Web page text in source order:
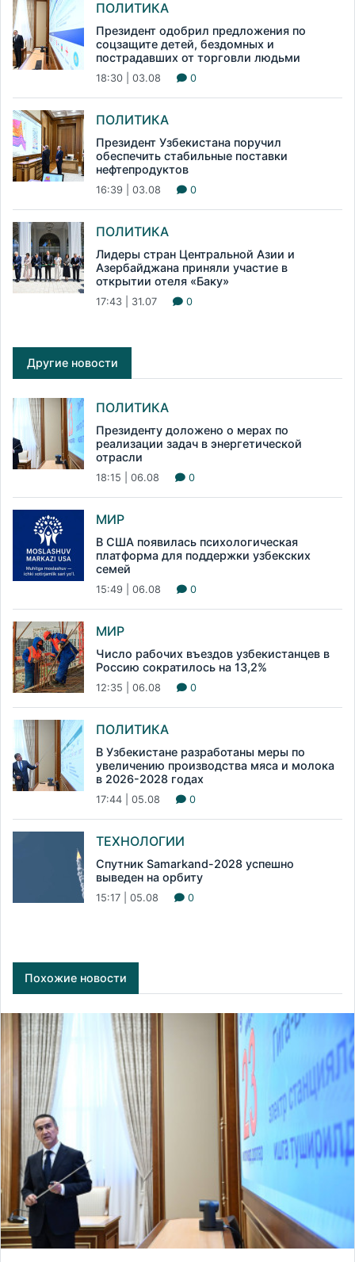
ПОЛИТИКА
Президент одобрил предложения по
соцзащите детей, бездомных и
пострадавших от торговли людьми
18:30 | 03.08 0
ПОЛИТИКА
Президент Узбекистана поручил
обеспечить стабильные поставки
нефтепродуктов
16:39 | 03.08 0
ПОЛИТИКА
Лидеры стран Центральной Азии и
Азербайджана приняли участие в
открытии отеля «Баку»
17:43 | 31.07 0
Другие новости
ПОЛИТИКА
Президенту доложено о мерах по
реализации задач в энергетической
отрасли
18:15 | 06.08 0
МИР
В США появилась психологическая
платформа для поддержки узбекских
семей
15:49 | 06.08 0
МИР
Число рабочих въездов узбекистанцев в
Россию сократилось на 13,2%
12:35 | 06.08 0
ПОЛИТИКА
В Узбекистане разработаны меры по
увеличению производства мяса и молока
в 2026-2028 годах
17:44 | 05.08 0
ТЕХНОЛОГИИ
Спутник Samarkand-2028 успешно
выведен на орбиту
15:17 | 05.08 0
Похожие новости